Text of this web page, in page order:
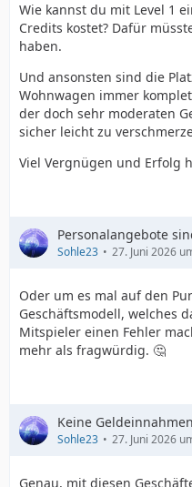
Wie kannst du mit Level 1
Credits kostet? Dafür
haben.
Und ansonsten sind die
Wohnwagen immer
der doch sehr moderaten
sicher leicht zu
Viel Vergnügen und Erfolg
Personalangebote
Sohle23 27. Juni 2026
Oder um es mal auf den
Geschäftsmodell, welches
Mitspieler einen Fehler
mehr als fragwürdig. 🤔
Keine Geldeinnahmen
Sohle23 27. Juni 2026
Genau, mit diesen